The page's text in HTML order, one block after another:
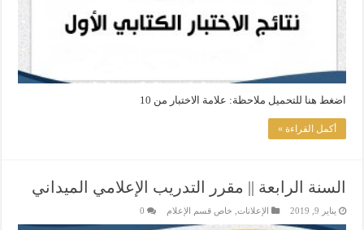
اضغط هنا للتحميل ملاحظة: علامة الاختبار من 10
أكمل القراءة »
السنة الرابعة || مقرر التدريب الإعلامي الميداني
يناير 9, 2019 الإعلانات خاص قسم الإعلام 0